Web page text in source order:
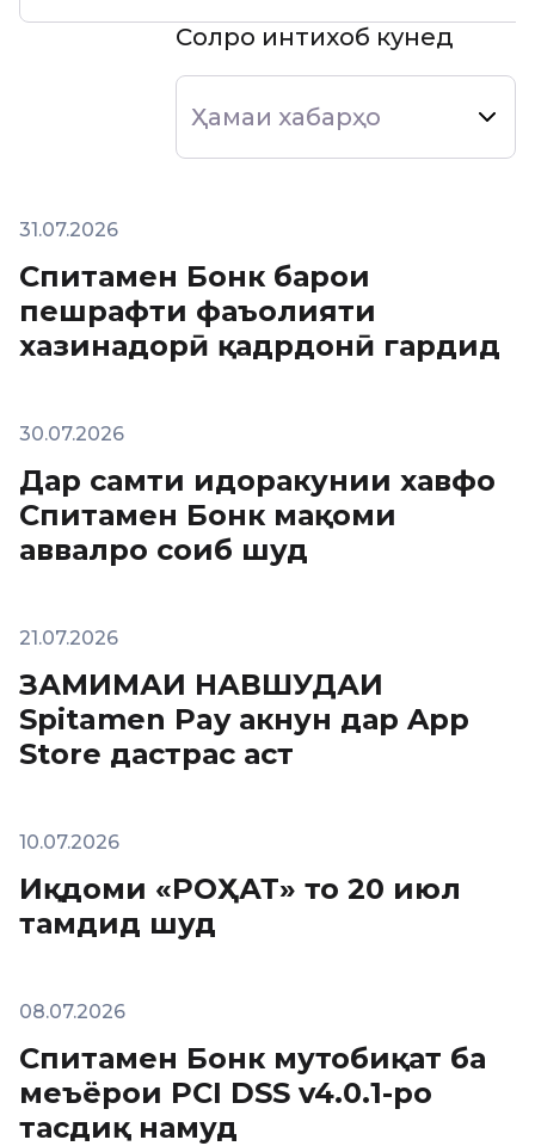
Солро интихоб кунед
31.07.2026
Спитамен Бонк барои
пешрафти фаъолияти
хазинадорӣ қадрдонӣ гардид
30.07.2026
Дар самти идоракунии хавфҳо
Спитамен Бонк мақоми
аввалро соҳиб шуд
21.07.2026
ЗАМИМАИ НАВШУДАИ
Spitamen Pay акнун дар App
Store дастрас аст
10.07.2026
Иқдоми «РОҲАТ» то 20 июл
тамдид шуд
08.07.2026
Спитамен Бонк мутобиқат ба
меъёрҳои PCI DSS v4.0.1-ро
тасдиқ намуд